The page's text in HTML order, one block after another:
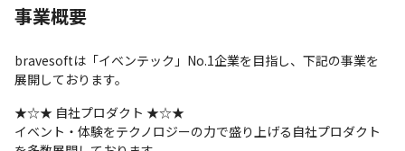
事業概要
bravesoftは「イベンテック」No.1企業を目指し、下記の事業を
展開しております。
★☆★ 自社プロダクト ★☆★
イベント・体験をテクノロジーの力で盛り上げる自社プロダクト